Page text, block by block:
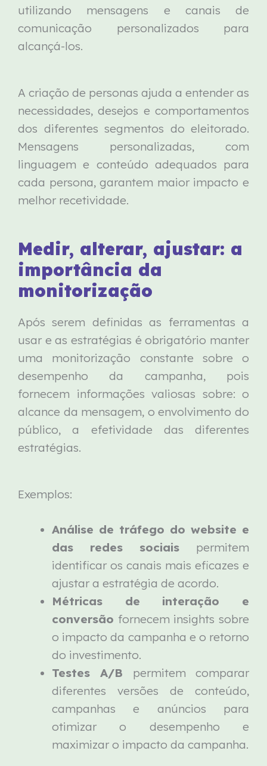
utilizando mensagens e canais de
comunicação personalizados para
alcançá-los.
A criação de personas ajuda a entender as
necessidades, desejos e comportamentos
dos diferentes segmentos do eleitorado.
Mensagens personalizadas, com
linguagem e conteúdo adequados para
cada persona, garantem maior impacto e
melhor recetividade.
Medir, alterar, ajustar: a
importância da
monitorização
Após serem definidas as ferramentas a
usar e as estratégias é obrigatório manter
uma monitorização constante sobre o
desempenho da campanha, pois
fornecem informações valiosas sobre: o
alcance da mensagem, o envolvimento do
público, a efetividade das diferentes
estratégias.
Exemplos:
Análise de tráfego do website e
das redes sociais permitem
identificar os canais mais eficazes e
ajustar a estratégia de acordo.
Métricas de interação e
conversão fornecem insights sobre
o impacto da campanha e o retorno
do investimento.
Testes A/B permitem comparar
diferentes versões de conteúdo,
campanhas e anúncios para
otimizar o desempenho e
maximizar o impacto da campanha.